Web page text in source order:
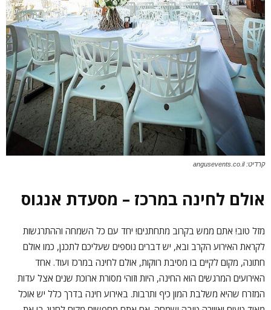
קרדיט: angusevents.co.il
אולם לחינה במרכז – מסעדת אנגוס
מזל טוב! אתם ממש בקרוב מתחתנים! יחד עם כל השמחה וההתרגשות
לקראת האירוע הקרב ובא, יש דברים נוספים שעליכם לתכנן, כמו אולם
חתונה, מקום לקיים בו מסיבת רווקות, אולם לחינה במרכז ועוד. אחד
האירועים המרגשים הוא החינה, היות וזוהי מסורת ארוכת שנים אצל עדות
המזרח שהיא משלבת המון כיף ותרבות. באירוע חינה בדרך כלל יש אוכל